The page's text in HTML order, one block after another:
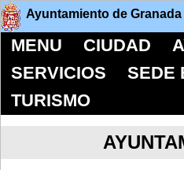
Ayuntamiento de Granada
MENU CIUDAD
SERVICIOS
SEDE
TURISMO